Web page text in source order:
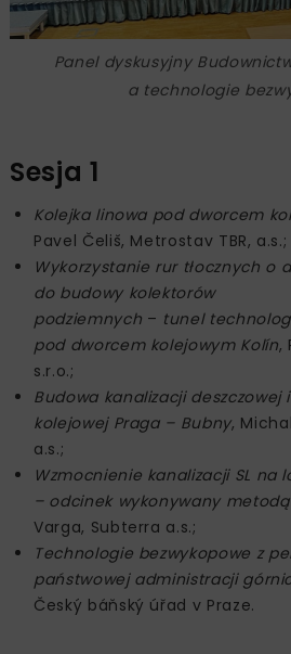
Panel dyskusyjny
a technologie
Sesja 1
Kolejka linowa pod dworcem
Pavel Čeliš, Metrostav TBR, a.s.;
Wykorzystanie rur tłocznych o
do budowy kolektorów
podziemnych – tunel
pod dworcem kolejowym Kolín,
s.r.o.;
Budowa kanalizacji
kolejowej Praga – Bubny,
a.s.;
Wzmocnienie kanalizacji SL na
– odcinek wykonywany
Varga, Subterra a.s.;
Technologie bezwykopowe z
państwowej administracji
Český báňský úřad v Praze.